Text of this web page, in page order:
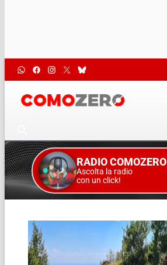
RADIO COMOZERO
Ascolta la radio
con un click!